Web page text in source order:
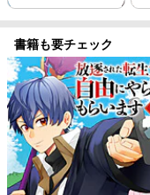
書籍も要チェック